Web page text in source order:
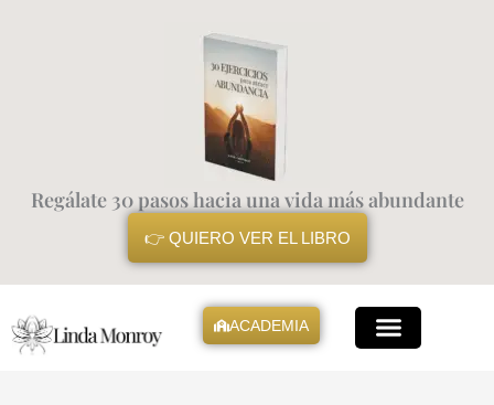
Regálate 30 pasos hacia una vida más abundante
👉 QUIERO VER EL LIBRO
ACADEMIA